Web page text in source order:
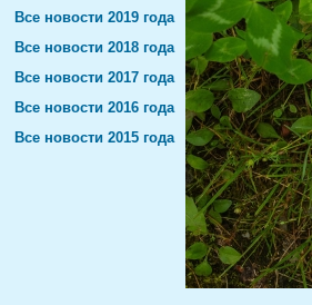
Все новости 2019 года
Все новости 2018 года
Все новости 2017 года
Все новости 2016 года
Все новости 2015 года